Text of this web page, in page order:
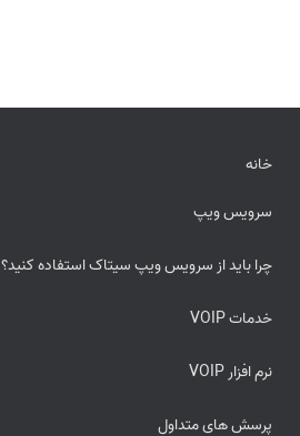
خانه
سرویس ویپ
چرا باید از سرویس ویپ سیتاک استفاده کنید؟
خدمات VOIP
نرم افزار VOIP
پرسش های متداول